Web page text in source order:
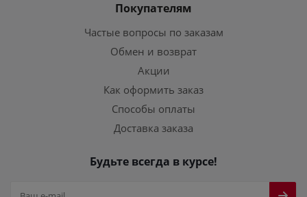
Покупателям
Частые вопросы по заказам
Обмен и возврат
Акции
Как оформить заказ
Способы оплаты
Доставка заказа
Будьте всегда в курсе!